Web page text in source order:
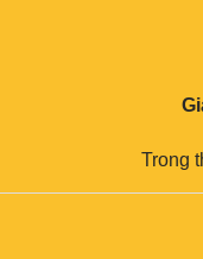
Trong